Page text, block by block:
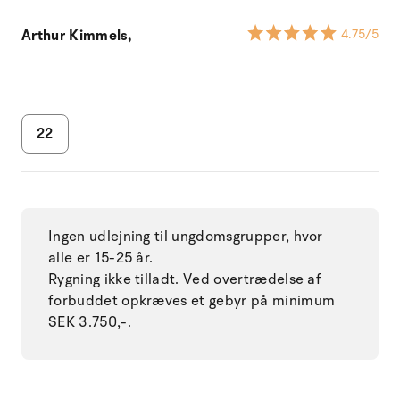
Arthur Kimmels, 4.75/5
22
Ingen udlejning til ungdomsgrupper, hvor
alle er 15-25 år.
Rygning ikke tilladt. Ved overtrædelse af
forbuddet opkræves et gebyr på minimum
SEK 3.750,-.